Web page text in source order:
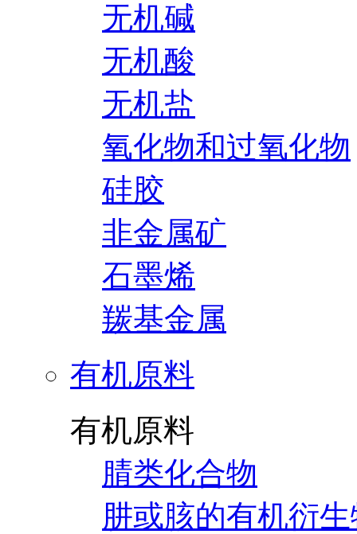
无机碱
无机酸
无机盐
氧化物和过氧化物
硅胶
非金属矿
石墨烯
羰基金属
有机原料
有机原料
腈类化合物
肼或胲的有机衍